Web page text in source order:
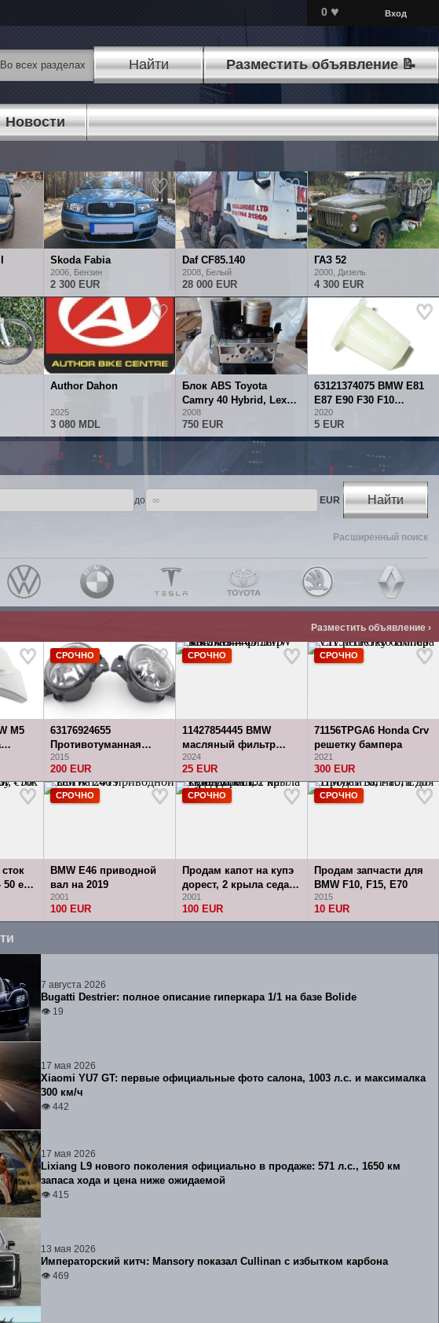
0 ♥ Вход
Найти Разместить объявление 📝
Новости
Skoda Fabia
2006, Бензин
2 300 EUR
Daf CF85.140
2008, Белый
28 000 EUR
ГАЗ 52
2000, Дизель
4 300 EUR
Author Dahon
2025
3 080 MDL
Блок ABS Toyota
Camry 40 Hybrid, Lexus
Rx 400h
2008
750 EUR
63121374075 BMW E81
E87 E90 F30 F10
Расширительная гайка
2020
5 EUR
до EUR Найти
Расширенный поиск
Разместить объявление ›
M5
63176924655
Противотуманная
фара для BMW X5 E70
X3 E83 E80 E81
2015
200 EUR
СРОЧНО
11427854445 BMW
масляный фильтр
MPower
2024
25 EUR
СРОЧНО
71156TPGA6 Honda Crv
решетку бампера
2021
300 EUR
СРОЧНО
50 eur
BMW E46 приводной
вал на 2019
2001
100 EUR
СРОЧНО
Продам капот на купэ
дорест, 2 крыла седан
2001 г.
2001
100 EUR
СРОЧНО
Продам запчасти для
BMW F10, F15, E70
2015
10 EUR
СРОЧНО
7 августа 2026
Bugatti Destrier: полное описание гиперкара 1/1 на базе Bolide
👁 19
17 мая 2026
Xiaomi YU7 GT: первые официальные фото салона, 1003 л.с. и максималка
300 км/ч
👁 442
17 мая 2026
Lixiang L9 нового поколения официально в продаже: 571 л.с., 1650 км
запаса хода и цена ниже ожидаемой
👁 415
13 мая 2026
Императорский китч: Mansory показал Cullinan с избытком карбона
👁 469